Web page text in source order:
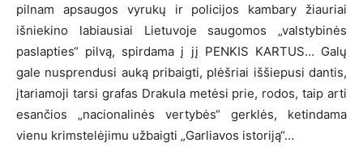
pilnam apsaugos vyrukų ir policijos kambary žiauriai
išniekino labiausiai Lietuvoje saugomos „valstybinės
paslapties“ pilvą, spirdama į jį PENKIS KARTUS… Galų
gale nusprendusi auką pribaigti, plėšriai iššiepusi dantis,
įtariamoji tarsi grafas Drakula metėsi prie, rodos, taip arti
esančios „nacionalinės vertybės“ gerklės, ketindama
vienu krimstelėjimu užbaigti „Garliavos istoriją“…